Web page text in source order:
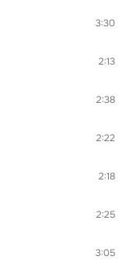
3:30
2:13
2:38
2:22
2:18
2:25
3:05